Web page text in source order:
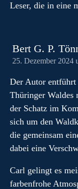
Leser, die in eine
Bert G. P.
25. Dezember 2024
Der Autor entführt
Thüringer Waldes
der Schatz im
sich um den
die gemeinsam
dabei eine
Carl gelingt es
farbenfrohe